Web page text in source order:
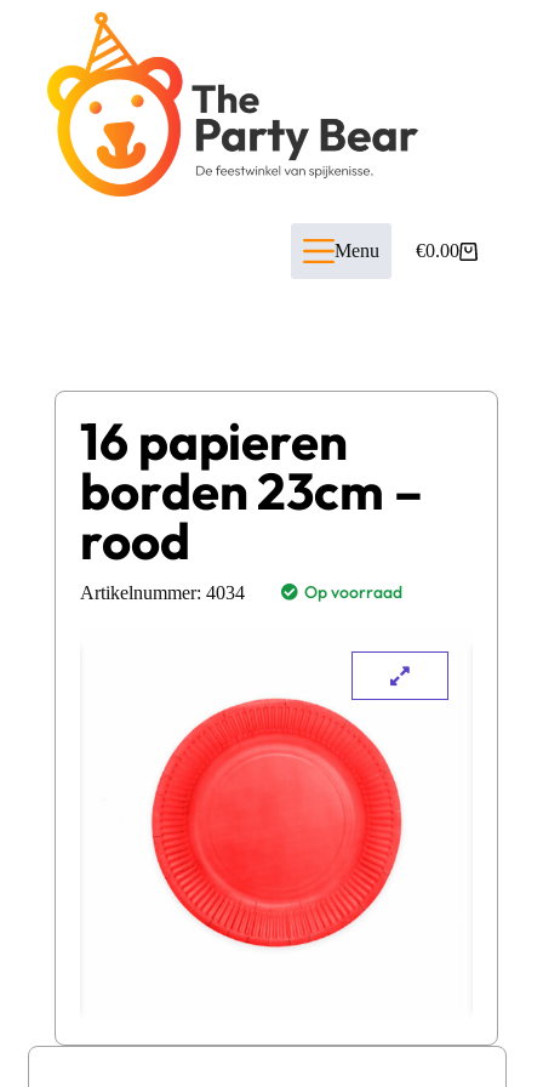
Menu €0.00
16 papieren
borden 23cm –
rood
Artikelnummer: 4034 Op voorraad